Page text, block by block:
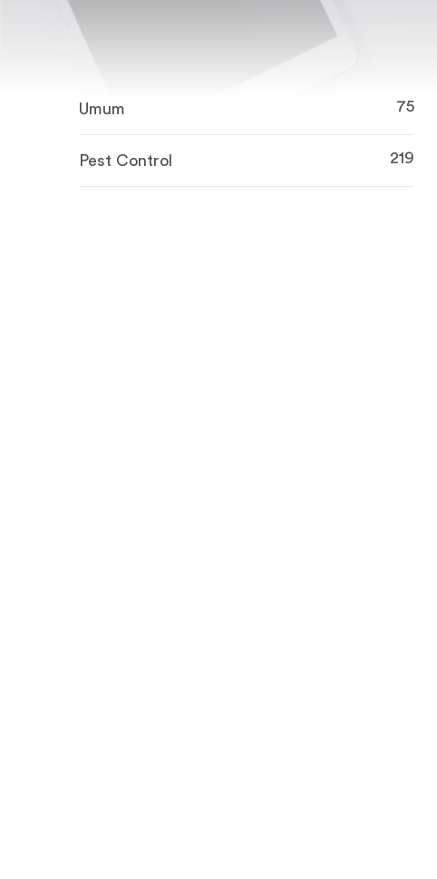
Umum 75
Pest Control 219